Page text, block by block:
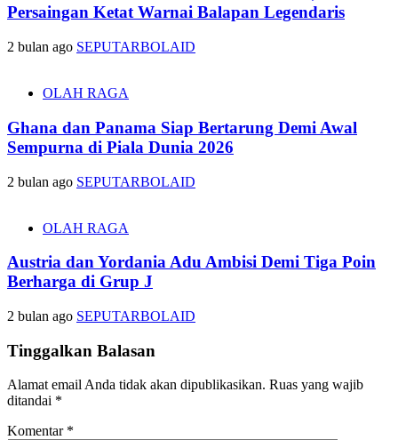
Persaingan Ketat Warnai Balapan Legendaris
2 bulan ago SEPUTARBOLAID
OLAH RAGA
Ghana dan Panama Siap Bertarung Demi Awal
Sempurna di Piala Dunia 2026
2 bulan ago SEPUTARBOLAID
OLAH RAGA
Austria dan Yordania Adu Ambisi Demi Tiga Poin
Berharga di Grup J
2 bulan ago SEPUTARBOLAID
Tinggalkan Balasan
Alamat email Anda tidak akan dipublikasikan. Ruas yang wajib
ditandai *
Komentar *